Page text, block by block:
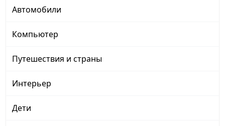
Автомобили
Компьютер
Путешествия и страны
Интерьер
Дети